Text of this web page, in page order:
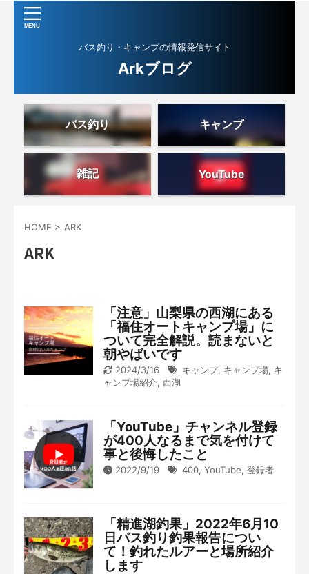
バス釣り・キャンプの情報発信サイト
Arkブログ
バス釣り キャンプ
雑記 YouTube
HOME > ARK
ARK
「注意」山梨県の西湖にある
「福住オートキャンプ場」に
ついて完全解説。読まないと
朝やばいです
2024/3/16 キャンプ, キャンプ場, キ
ャンプ場紹介, 西湖
「YouTube」チャンネル登録
が400人なるまで気を付けて
事と後悔したこと
2022/9/19 400, YouTube, 登録者
「精進湖釣果」2022年6月10
日バス釣り釣果報告につい
て！釣れたルアーと場所紹介
します